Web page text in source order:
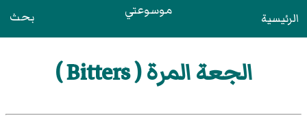
الرئيسية موسوعتي بحث
الجعة المرة ( Bitters )